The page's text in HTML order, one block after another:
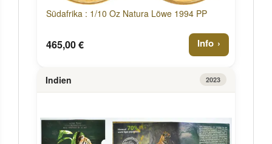
Südafrika : 1/10 Oz Natura Löwe 1994 PP
465,00 € Info
Indien 2023